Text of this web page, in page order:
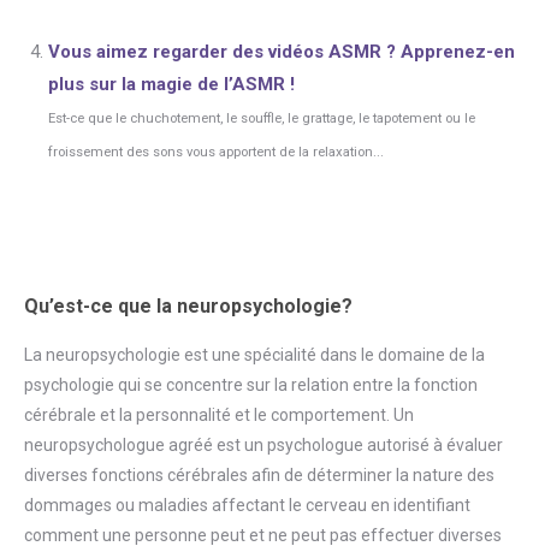
Vous aimez regarder des vidéos ASMR ? Apprenez-en
plus sur la magie de l’ASMR !
Est-ce que le chuchotement, le souffle, le grattage, le tapotement ou le
froissement des sons vous apportent de la relaxation...
Qu’est-ce que la neuropsychologie?
La neuropsychologie est une spécialité dans le domaine de la
psychologie qui se concentre sur la relation entre la fonction
cérébrale et la personnalité et le comportement. Un
neuropsychologue agréé est un psychologue autorisé à évaluer
diverses fonctions cérébrales afin de déterminer la nature des
dommages ou maladies affectant le cerveau en identifiant
comment une personne peut et ne peut pas effectuer diverses